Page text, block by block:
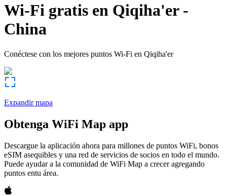
Wi-Fi gratis en Qiqiha'er-
China
Conéctese con los mejores puntos Wi-Fi en Qiqiha'er
Expandir mapa
Obtenga WiFi Map app
Descargue la aplicación ahora para millones de puntos WiFi, bonos
eSIM asequibles y una red de servicios de socios en todo el mundo.
Puede ayudar a la comunidad de WiFi Map a crecer agregando
puntos entu área.